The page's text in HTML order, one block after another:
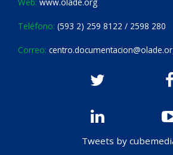
Web: www.olade.org
Teléfono: (593 2) 259 8122 / 2598 280
Correo:
Tweets by